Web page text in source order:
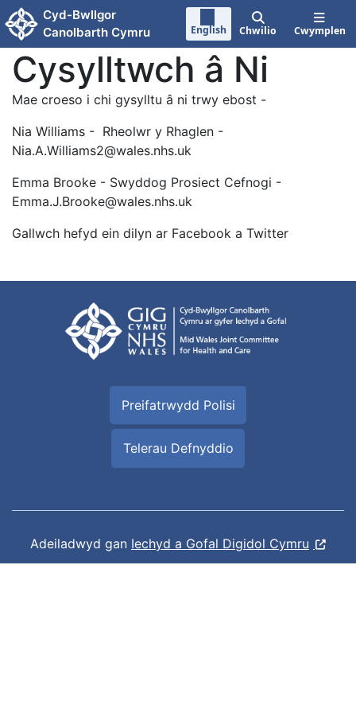
Neidio i'r prif gynnwy
Cyd-Bwllgor
Canolbarth Cymru
English Chwilio Cwymplen
Cysylltwch â Ni
Mae croeso i chi gysylltu â ni trwy ebost -
Nia Williams - Rheolwr y Rhaglen -
Nia.A.Williams2@wales.nhs.uk
Emma Brooke - Swyddog Prosiect Cefnogi -
Emma.J.Brooke@wales.nhs.uk
Gallwch hefyd ein dilyn ar Facebook a Twitter
Preifatrwydd Polisi
Telerau Defnyddio
Adeiladwyd gan Iechyd a Gofal Digidol Cymru